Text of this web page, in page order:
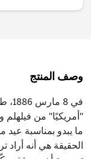
وصف المنتج
في
"أمريكيًا" من
ما يبدو بمناسبة عيد
الحقيقة هي أنه